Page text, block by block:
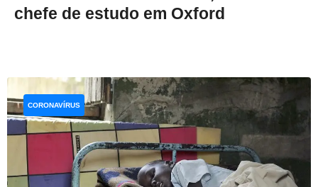
chefe de estudo em Oxford
CORONAVÍRUS